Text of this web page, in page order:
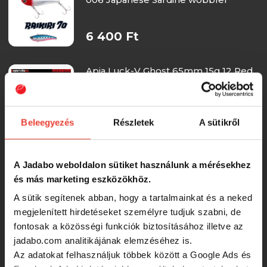
Beleegyezés Részletek A sütikről
A Jadabo weboldalon sütiket használunk a mérésekhez
és más marketing eszközökhöz.
A sütik segítenek abban, hogy a tartalmainkat és a neked
megjelenített hirdetéseket személyre tudjuk szabni, de
fontosak a közösségi funkciók biztosításához illetve az
jadabo.com analitikájának elemzéséhez is.
Az adatokat felhasználjuk többek között a Google Ads és
6 400 Ft
Apia Luck-V Ghost 65mm 15g 12 Red
6 700 Ft
15g 03 Chart Back Pearl
6 700 Ft
Apia Luck-V Ghost 65mm 15g 13
Black Silver wobbler